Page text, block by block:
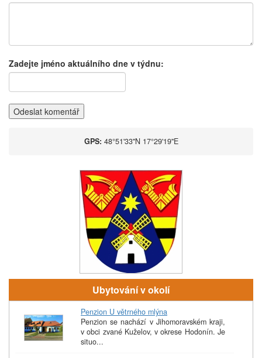
Zadejte jméno aktuálního dne v týdnu:
Odeslat komentář
GPS: 48°51'33''N 17°29'19''E
Ubytování v okolí
Penzion U větrného mlýna
Penzion se nachází v Jihomoravském kraji,
v obci zvané Kuželov, v okrese Hodonín. Je
situo...